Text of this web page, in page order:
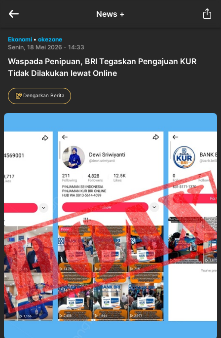
News +
Ekonomi • okezone
Senin, 18 Mei 2026 - 14:33
Waspada Penipuan, BRI Tegaskan Pengajuan KUR
Tidak Dilakukan lewat Online
Dengarkan Berita